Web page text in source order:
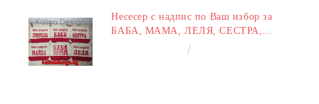
Несесер с надпис по Ваш избор за
БАБА, МАМА, ЛЕЛЯ, СЕСТРА,